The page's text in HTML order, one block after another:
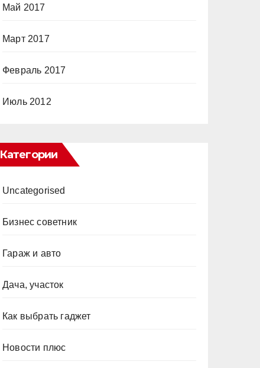
Май 2017
Март 2017
Февраль 2017
Июль 2012
Категории
Uncategorised
Бизнес советник
Гараж и авто
Дача, участок
Как выбрать гаджет
Новости плюс